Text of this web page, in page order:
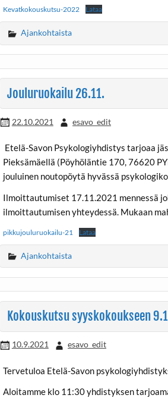
Kevatkokouskutsu-2022 Lataa
Ajankohtaista
Jouluruokailu 26.11.
22.10.2021 esavo_edit
Etelä-Savon Psykologiyhdistys tarjoaa
Pieksämäellä (Pöyhöläntie 170, 76620
jouluinen noutopöytä hyvässä
Ilmoittautumiset 17.11.2021 mennessä
ilmoittautumisen yhteydessä. Mukaan
pikkujouluruokailu-21 Lataa
Ajankohtaista
Kokouskutsu syyskokoukseen
10.9.2021 esavo_edit
Tervetuloa Etelä-Savon
Aloitamme klo 11:30 yhdistyksen